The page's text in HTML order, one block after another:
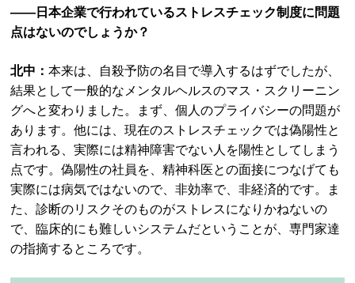
――日本企業で行われているストレスチェック制度に問題
点はないのでしょうか？
北中：本来は、自殺予防の名目で導入するはずでしたが、
結果として一般的なメンタルヘルスのマス・スクリーニン
グへと変わりました。まず、個人のプライバシーの問題が
あります。他には、現在のストレスチェックでは偽陽性と
言われる、実際には精神障害でない人を陽性としてしまう
点です。偽陽性の社員を、精神科医との面接につなげても
実際には病気ではないので、非効率で、非経済的です。ま
た、診断のリスクそのものがストレスになりかねないの
で、臨床的にも難しいシステムだということが、専門家達
の指摘するところです。